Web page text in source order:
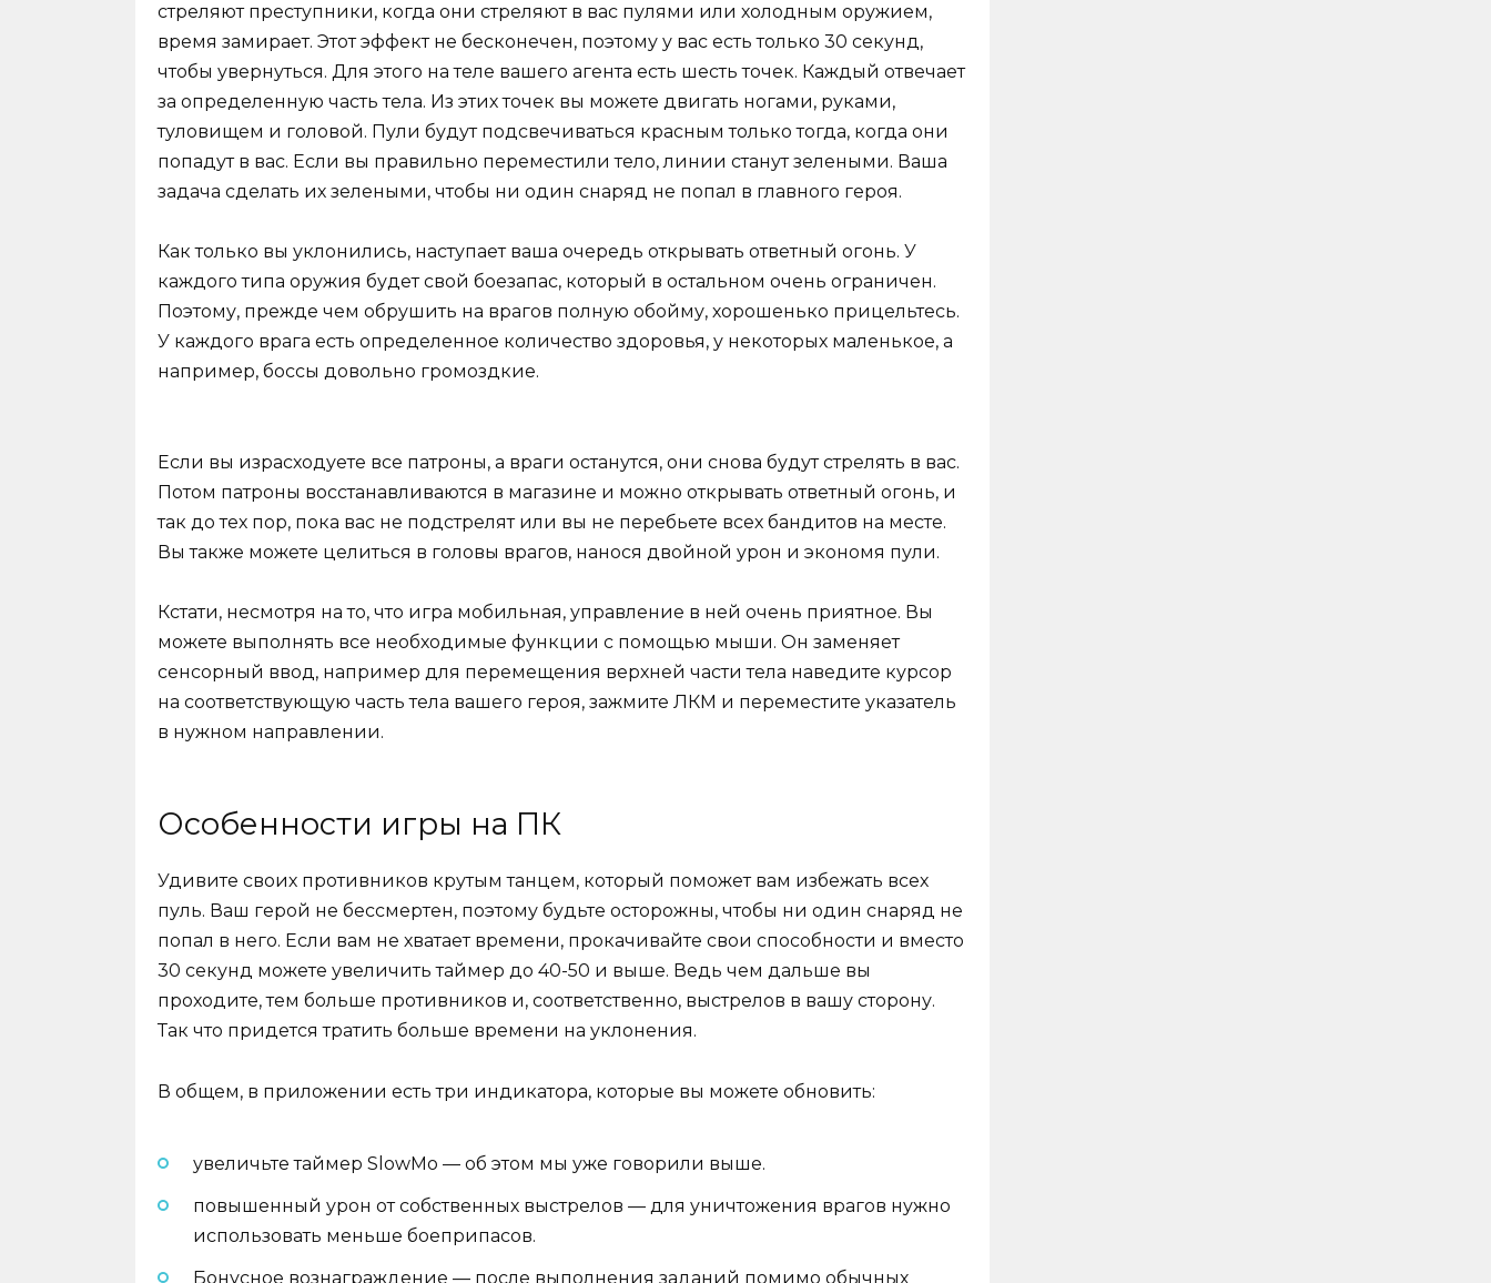
стреляют преступники, когда они стреляют в вас пулями или холодным оружием,
время замирает. Этот эффект не бесконечен, поэтому у вас есть только 30 секунд,
чтобы увернуться. Для этого на теле вашего агента есть шесть точек. Каждый отвечает
за определенную часть тела. Из этих точек вы можете двигать ногами, руками,
туловищем и головой. Пули будут подсвечиваться красным только тогда, когда они
попадут в вас. Если вы правильно переместили тело, линии станут зелеными. Ваша
задача сделать их зелеными, чтобы ни один снаряд не попал в главного героя.
Как только вы уклонились, наступает ваша очередь открывать ответный огонь. У
каждого типа оружия будет свой боезапас, который в остальном очень ограничен.
Поэтому, прежде чем обрушить на врагов полную обойму, хорошенько прицельтесь.
У каждого врага есть определенное количество здоровья, у некоторых маленькое, а
например, боссы довольно громоздкие.
Если вы израсходуете все патроны, а враги останутся, они снова будут стрелять в вас.
Потом патроны восстанавливаются в магазине и можно открывать ответный огонь, и
так до тех пор, пока вас не подстрелят или вы не перебьете всех бандитов на месте.
Вы также можете целиться в головы врагов, нанося двойной урон и экономя пули.
Кстати, несмотря на то, что игра мобильная, управление в ней очень приятное. Вы
можете выполнять все необходимые функции с помощью мыши. Он заменяет
сенсорный ввод, например для перемещения верхней части тела наведите курсор
на соответствующую часть тела вашего героя, зажмите ЛКМ и переместите указатель
в нужном направлении.
Особенности игры на ПК
Удивите своих противников крутым танцем, который поможет вам избежать всех
пуль. Ваш герой не бессмертен, поэтому будьте осторожны, чтобы ни один снаряд не
попал в него. Если вам не хватает времени, прокачивайте свои способности и вместо
30 секунд можете увеличить таймер до 40-50 и выше. Ведь чем дальше вы
проходите, тем больше противников и, соответственно, выстрелов в вашу сторону.
Так что придется тратить больше времени на уклонения.
В общем, в приложении есть три индикатора, которые вы можете обновить:
увеличьте таймер SlowMo — об этом мы уже говорили выше.
повышенный урон от собственных выстрелов — для уничтожения врагов нужно
использовать меньше боеприпасов.
Бонусное вознаграждение — после выполнения заданий помимо обычных